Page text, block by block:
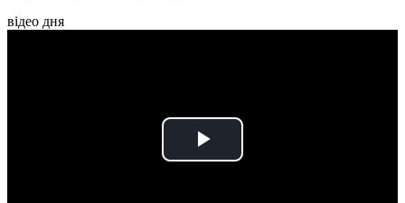
відео дня
Play